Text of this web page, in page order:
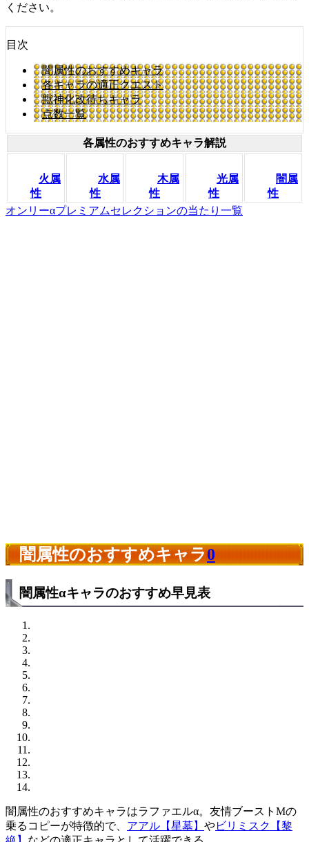
ください。
目次
闇属性のおすすめキャラ
各キャラの適正クエスト
獣神化改待ちキャラ
点数一覧
各属性のおすすめキャラ解説
火属
性
水属
性
木属
性
光属
性
闇属
性
オンリーαプレミアムセレクションの当たり一覧
闇属性のおすすめキャラ0
闇属性αキャラのおすすめ早見表
闇属性のおすすめキャラはラファエルα。友情ブーストMの
乗るコピーが特徴的で、 アアル【星墓】 やビリミスク【黎